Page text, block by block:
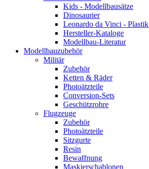
Kids - Modellbausätze
Dinosaurier
Leonardo da Vinci - Plastik
Hersteller-Kataloge
Modellbau-Literatur
Modellbauzubehör
Militär
Zubehör
Ketten & Räder
Photoätzteile
Conversion-Sets
Geschützrohre
Flugzeuge
Zubehör
Photoätzteile
Sitzgurte
Resin
Bewaffnung
Maskierschablonen